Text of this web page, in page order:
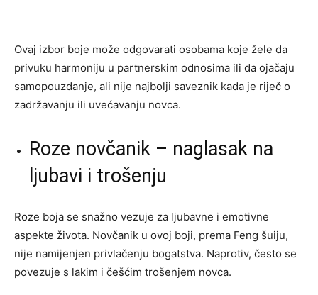
Ovaj izbor boje može odgovarati osobama koje žele da
privuku harmoniju u partnerskim odnosima ili da ojačaju
samopouzdanje, ali nije najbolji saveznik kada je riječ o
zadržavanju ili uvećavanju novca.
Roze novčanik – naglasak na
ljubavi i trošenju
Roze boja se snažno vezuje za ljubavne i emotivne
aspekte života. Novčanik u ovoj boji, prema Feng šuiju,
nije namijenjen privlačenju bogatstva. Naprotiv, često se
povezuje s lakim i češćim trošenjem novca.